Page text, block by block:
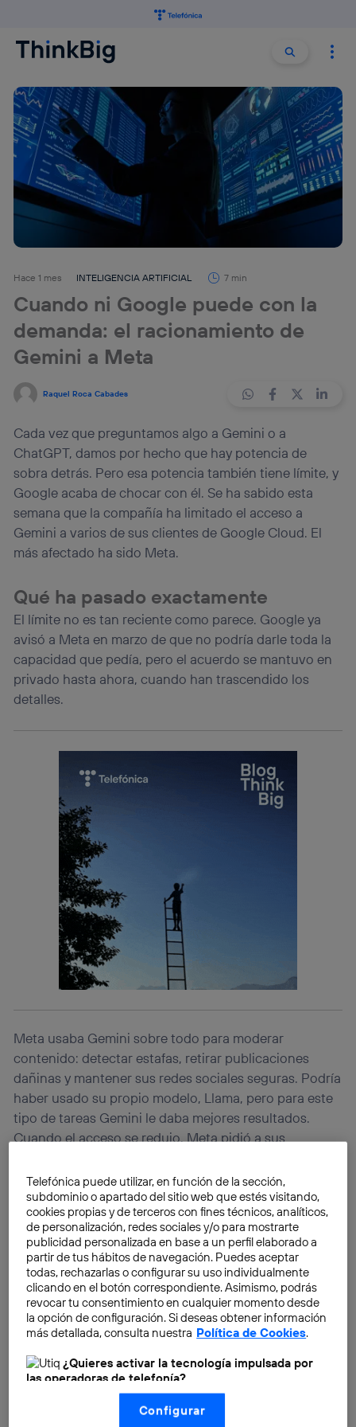
Buscar
Hace 1 mes INTELIGENCIA ARTIFICIAL 7 min
Cuando ni Google puede con la
demanda: el racionamiento de
Gemini a Meta
Raquel Roca Cabades
Cada vez que preguntamos algo a Gemini o a
ChatGPT, damos por hecho que hay potencia de
sobra detrás. Pero esa potencia también tiene límite, y
Google acaba de chocar con él. Se ha sabido esta
semana que la compañía ha limitado el acceso a
Gemini a varios de sus clientes de Google Cloud. El
más afectado ha sido Meta.
Qué ha pasado exactamente
El límite no es tan reciente como parece. Google ya
avisó a Meta en marzo de que no podría darle toda la
capacidad que pedía, pero el acuerdo se mantuvo en
privado hasta ahora, cuando han trascendido los
detalles.
Meta usaba Gemini sobre todo para moderar
contenido: detectar estafas, retirar publicaciones
dañinas y mantener sus redes sociales seguras. Podría
haber usado su propio modelo, Llama, pero para este
tipo de tareas Gemini le daba mejores resultados.
Cuando el acceso se redujo, Meta pidió a sus
se mide el uso de una inteligencia artificial. Con menos
margen para experimentar, varios proyectos internos
deIAse retrasaron: equipos que necesitaban
capacidad extra para probar nuevas funciones
tuvieron que esperar turno, y algunos lanzamientos
previstos para los próximos meses se han movido en
el calendario.
Lo llamativo es a quién le ha tocado. Meta no es una
empresa pequeña pidiendo un favor: tiene su propia
división de inteligencia artificial, sus propios modelos
y un presupuesto de decenas de miles de millones de
dólares para este terreno. Aun así, cuando pidió más
Telefónica puede utilizar, en función de la sección,
subdominio o apartado del sitio web que estés visitando,
cookies propias y de terceros con fines técnicos, analíticos,
de personalización, redes sociales y/o para mostrarte
publicidad personalizada en base a un perfil elaborado a
partir de tus hábitos de navegación. Puedes aceptar
todas, rechazarlas o configurar su uso individualmente
clicando en el botón correspondiente. Asimismo, podrás
revocar tu consentimiento en cualquier momento desde
la opción de configuración. Si deseas obtener información
más detallada, consulta nuestra Política de Cookies.
¿Quieres activar la tecnología impulsada por
las operadoras de telefonía?
Nosotros, Telefónica S.A., utilizamos la tecnología Utiq para
realizar nuestras acciones de marketing digital o análisis
Configurar